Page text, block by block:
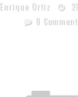
Enrique Ortiz
0